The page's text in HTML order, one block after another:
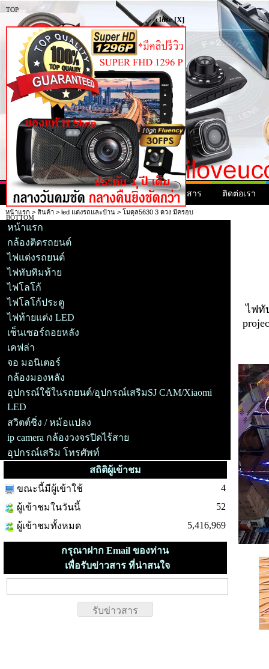
หน้าแรก สินค้า สินค้ามาใหม่ ข่าวสาร ติดต่อเรา
หน้าแรก > สินค้า > led แต่งรถและบ้าน > โมดุล5630 3 ดวง มีครอบ
หน้าแรก
กล้องติดรถยนต์
ไฟแต่งรถยนต์
ไฟทับทิมท้าย
ไฟโลโก้
ไฟโลโก้ประตู
ไฟท้ายแต่ง LED
เซ็นเซอร์ถอยหลัง
เคฟล่า
จอ มอนิเตอร์
กล้องมองหลัง
อุปกรณ์ใช้ในรถยนต์/อุปกรณ์เสริมSJ CAM/Xiaomi
LED
สวิตต์ชิ่ง / หม้อแปลง
ip camera กล้องวงจรปิดไร้สาย
อุปกรณ์เสริม โทรศัพท์
สถิติผู้เข้าชม
ขณะนี้มีผู้เข้าใช้
4
ผู้เข้าชมในวันนี้
52
ผู้เข้าชมทั้งหมด
5,416,969
กรุณาฝาก Email ของท่าน
เพื่อรับข่าวสาร ที่น่าสนใจ
TOP
close [X]
BOTTOM
ไฟทั